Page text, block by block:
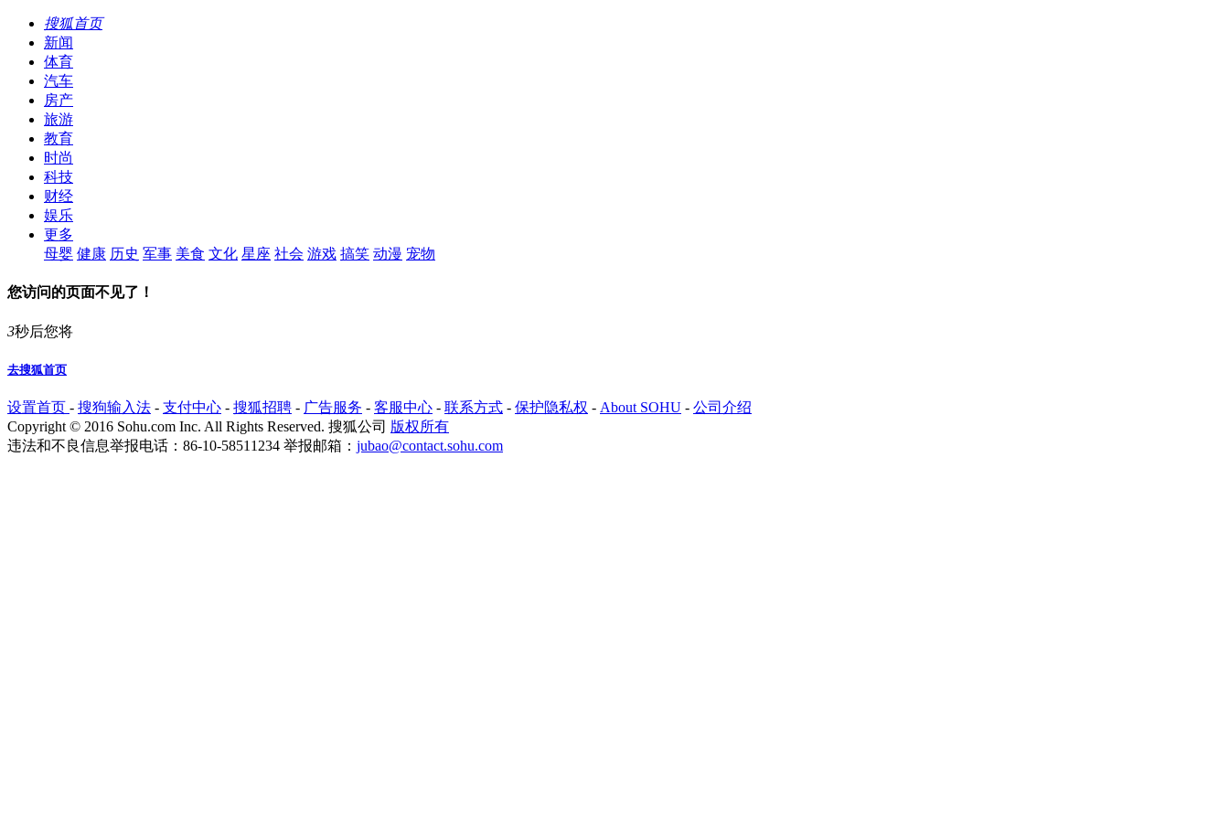
搜狐首页
新闻
体育
汽车
房产
旅游
教育
时尚
科技
财经
娱乐
更多
母婴 健康 历史 军事 美食 文化 星座 社会 游戏 搞笑 动漫 宠物
您访问的页面不见了！
3秒后您将
去搜狐首页
设置首页 - 搜狗输入法 - 支付中心 - 搜狐招聘 - 广告服务 - 客服中心 - 联系方式 - 保护隐私权 - About SOHU - 公司介绍
Copyright © 2016 Sohu.com Inc. All Rights Reserved. 搜狐公司 版权所有
违法和不良信息举报电话：86-10-58511234 举报邮箱： jubao@contact.sohu.com